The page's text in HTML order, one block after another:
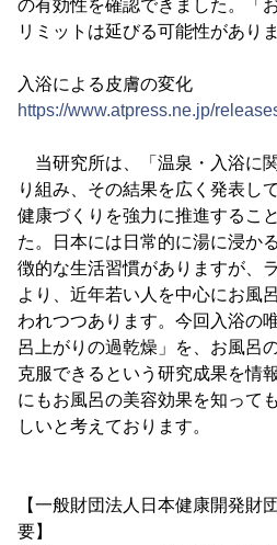
の有効性を確認できました。「
リミットは延びる可能性がありま
入浴による皮膚の変化
https://www.atpress.ne.jp/
当研究所は、「温泉・入浴に
り組み、その結果を広く発表し
健康づくりを強力に推進するこ
た。日本には日常的に湯に浸か
徴的な生活習慣がありますが、
より、近年若い人を中心にお風
われつつあります。今回入浴の
呂上がりの過乾燥」を、お風呂
克服できるという研究成果を情
にもお風呂の美容効果を知って
しいと考えております。
【一般財団法人日本健康開発
要】